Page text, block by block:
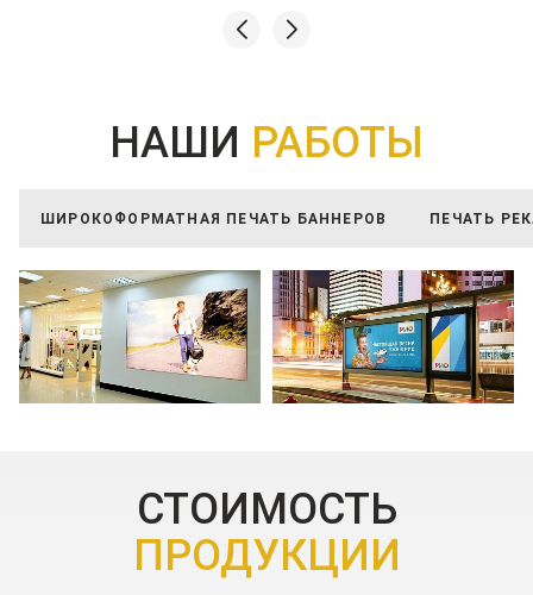
НАШИ РАБОТЫ
ШИРОКОФОРМАТНАЯ ПЕЧАТЬ БАННЕРОВ ПЕЧАТЬ
СТОИМОСТЬ
ПРОДУКЦИИ